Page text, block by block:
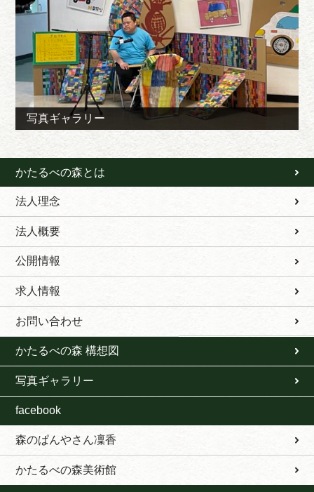
写真ギャラリー
かたるべの森とは
法人理念
法人概要
公開情報
求人情報
お問い合わせ
かたるべの森 構想図
写真ギャラリー
facebook
森のぱんやさん凜香
かたるべの森美術館